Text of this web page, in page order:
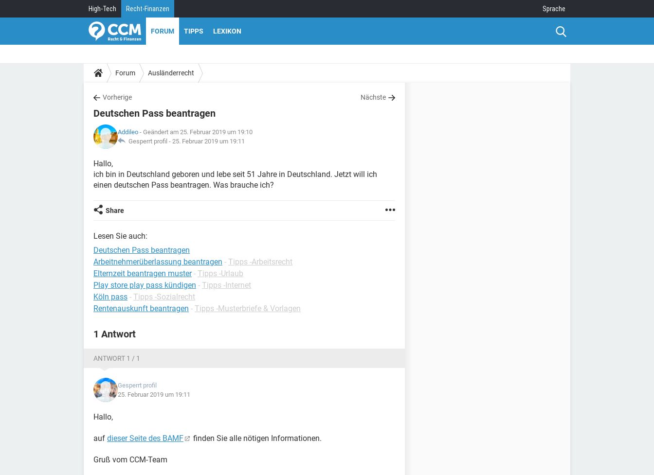
High-Tech Recht-Finanzen Sprache
FORUM TIPPS LEXIKON
Forum Ausländerrecht
Vorherige Nächste
Deutschen Pass beantragen
Addileo - Geändert am 25. Februar 2019 um 19:10
Gesperrt profil - 25. Februar 2019 um 19:11
Hallo,
ich bin in Deutschland geboren und lebe seit 51 Jahre in Deutschland. Jetzt will ich
einen deutschen Pass beantragen. Was brauche ich?
Share
Lesen Sie auch:
Deutschen Pass beantragen
Arbeitnehmerüberlassung beantragen - Tipps -Arbeitsrecht
Elternzeit beantragen muster - Tipps -Urlaub
Play store play pass kündigen - Tipps -Internet
Köln pass - Tipps -Sozialrecht
Rentenauskunft beantragen - Tipps -Musterbriefe & Vorlagen
1 Antwort
ANTWORT 1 / 1
Gesperrt profil
25. Februar 2019 um 19:11
Hallo,
auf dieser Seite des BAMF finden Sie alle nötigen Informationen.
Gruß vom CCM-Team